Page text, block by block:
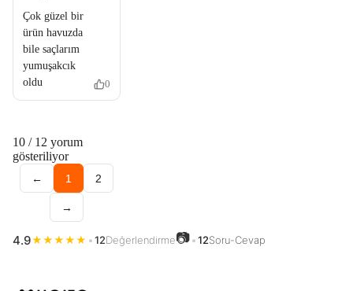
Çok güzel bir
ürün havuzda
bile saçlarım
yumuşakcık
oldu
0
10 / 12 yorum
gösteriliyor
← 1 2
→
4.9★★★★★ •12Değerlendirme📷•12Soru-Cevap